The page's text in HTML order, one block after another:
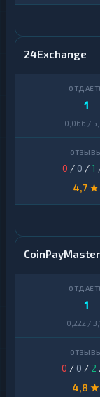
24Exchange
1
0,066 /
0 / 0 /1
4,7 ★
CoinPayMaster
1
0,222 /
0 / 0 / 2
4,8 ★